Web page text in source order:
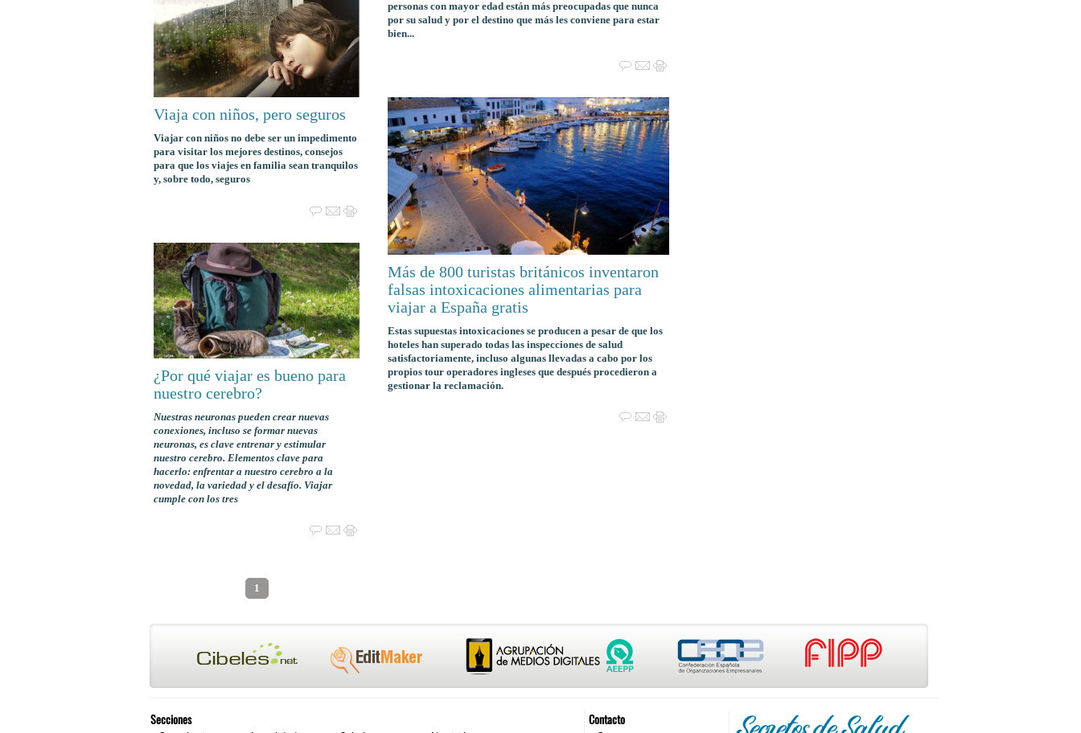
Viaja con niños, pero seguros
Viajar con niños no debe ser un impedimento
para visitar los mejores destinos, consejos
para que los viajes en familia sean tranquilos
y, sobre todo, seguros
¿Por qué viajar es bueno para
nuestro cerebro?
Nuestras neuronas pueden crear nuevas
conexiones, incluso se formar nuevas
neuronas, es clave entrenar y estimular
nuestro cerebro. Elementos clave para
hacerlo: enfrentar a nuestro cerebro a la
novedad, la variedad y el desafío. Viajar
cumple con los tres
1
personas con mayor edad están más preocupadas que nunca
por su salud y por el destino que más les conviene para estar
bien...
Más de 800 turistas británicos inventaron
falsas intoxicaciones alimentarias para
viajar a España gratis
Estas supuestas intoxicaciones se producen a pesar de que los
hoteles han superado todas las inspecciones de salud
satisfactoriamente, incluso algunas llevadas a cabo por los
propios tour operadores ingleses que después procedieron a
gestionar la reclamación.
Contacto
Secciones